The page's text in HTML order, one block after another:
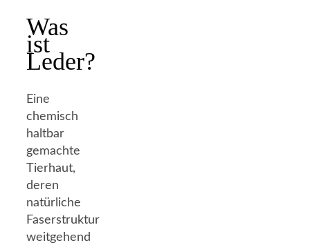
Was
ist
Leder?
Eine
chemisch
haltbar
gemachte
Tierhaut,
deren
natürliche
Faserstruktur
weitgehend